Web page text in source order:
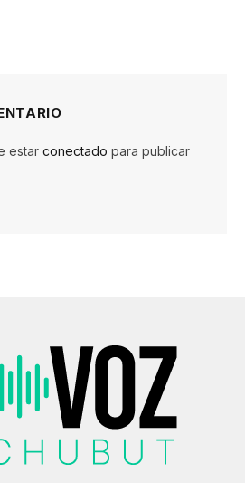
estar conectado para publicar